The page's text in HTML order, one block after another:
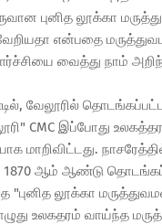
புனித லூக்கா
என்பதை
வைத்து நாம்
வேலூரில்
CMC இப்போது
மாறிவிட்டது.
1870 ஆம் ஆண்டு
"புனித லூக்கா
உலகதரம் வாய்ந்த